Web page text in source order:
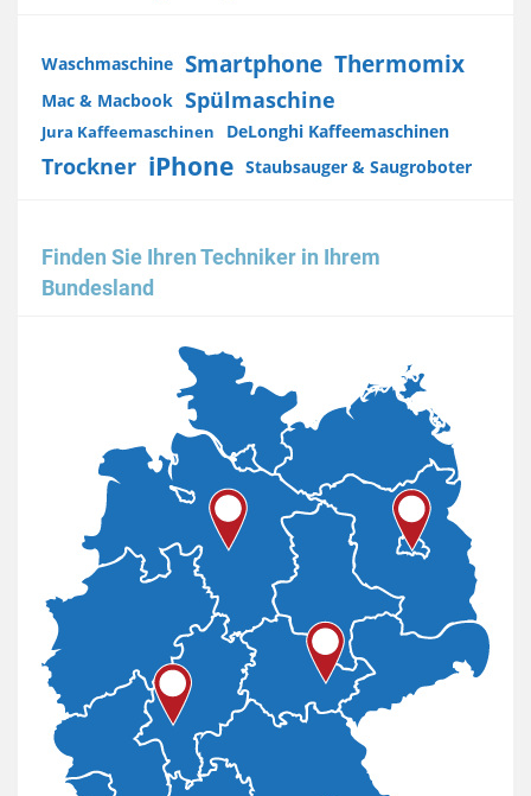
Waschmaschine Smartphone Thermomix
Mac & Macbook Spülmaschine
Jura Kaffeemaschinen DeLonghi Kaffeemaschinen
Trockner iPhone Staubsauger & Saugroboter
Finden Sie Ihren Techniker in Ihrem
Bundesland